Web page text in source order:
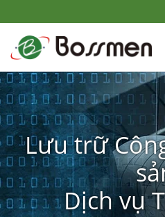
Lưu trữ
Dịch vụ